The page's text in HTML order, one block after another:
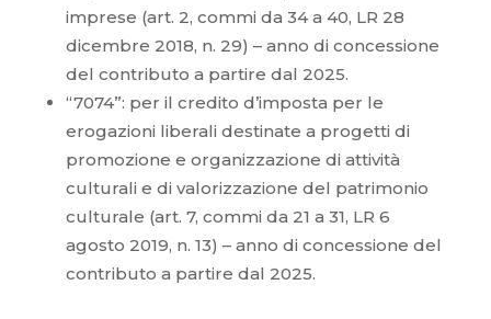
imprese (art. 2, commi da 34 a 40, LR 28
dicembre 2018, n. 29) – anno di concessione
del contributo a partire dal 2025.
“7074”: per il credito d’imposta per le
erogazioni liberali destinate a progetti di
promozione e organizzazione di attività
culturali e di valorizzazione del patrimonio
culturale (art. 7, commi da 21 a 31, LR 6
agosto 2019, n. 13) – anno di concessione del
contributo a partire dal 2025.